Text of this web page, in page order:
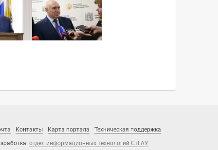
Контакты Карта портала
Техническая поддержка
отдел информационных технологий СтГАУ